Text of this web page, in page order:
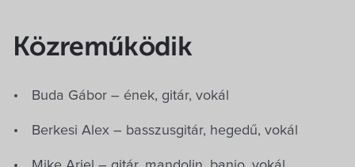
Közreműködik
Buda Gábor – ének, gitár, vokál
Berkesi Alex – basszusgitár, hegedű, vokál